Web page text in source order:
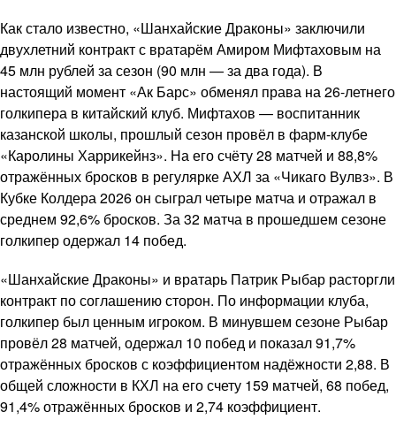
Как стало известно, «Шанхайские Драконы» заключили
двухлетний контракт с вратарём Амиром Мифтаховым на
45 млн рублей за сезон (90 млн — за два года). В
настоящий момент «Ак Барс» обменял права на 26-летнего
голкипера в китайский клуб. Мифтахов — воспитанник
казанской школы, прошлый сезон провёл в фарм-клубе
«Каролины Харрикейнз». На его счёту 28 матчей и 88,8%
отражённых бросков в регулярке АХЛ за «Чикаго Вулвз». В
Кубке Колдера 2026 он сыграл четыре матча и отражал в
среднем 92,6% бросков. За 32 матча в прошедшем сезоне
голкипер одержал 14 побед.
«Шанхайские Драконы» и вратарь Патрик Рыбар расторгли
контракт по соглашению сторон. По информации клуба,
голкипер был ценным игроком. В минувшем сезоне Рыбар
провёл 28 матчей, одержал 10 побед и показал 91,7%
отражённых бросков с коэффициентом надёжности 2,88. В
общей сложности в КХЛ на его счету 159 матчей, 68 побед,
91,4% отражённых бросков и 2,74 коэффициент.